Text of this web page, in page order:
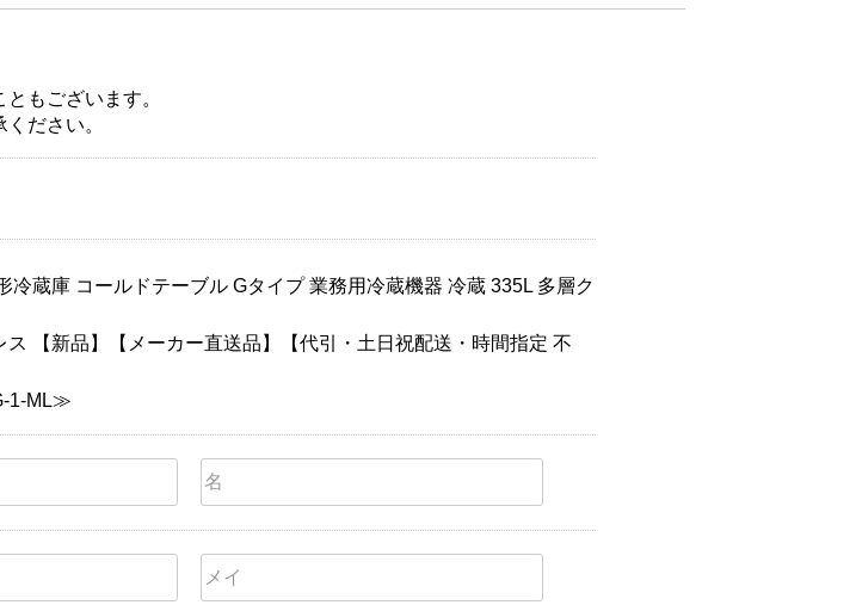
もございます。
ださい。
冷蔵庫 コールドテーブル Gタイプ 業務用冷蔵機器 冷蔵 335L 多層ク
ス 【新品】【メーカー直送品】【代引・土日祝配送・時間指定 不
1-ML≫